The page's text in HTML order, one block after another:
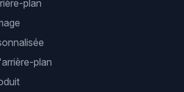
plan
plan